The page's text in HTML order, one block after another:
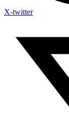
X-twitter